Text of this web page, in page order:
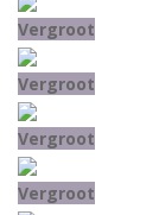
Vergroot
Vergroot
Vergroot
Vergroot